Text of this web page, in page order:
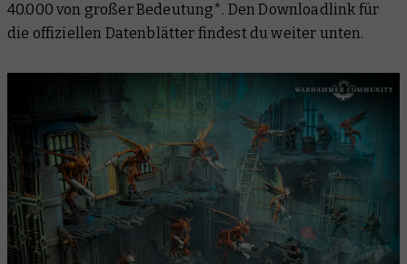
40.000 von großer Bedeutung*. Den Downloadlink für
die offiziellen Datenblätter findest du weiter unten.